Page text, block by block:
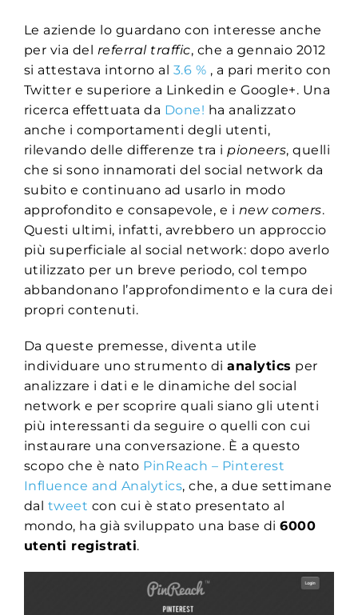
Le aziende lo guardano con interesse anche
per via del referral traffic, che a gennaio 2012
si attestava intorno al 3.6 % , a pari merito con
Twitter e superiore a Linkedin e Google+. Una
ricerca effettuata da Done! ha analizzato
anche i comportamenti degli utenti,
rilevando delle differenze tra i pioneers, quelli
che si sono innamorati del social network da
subito e continuano ad usarlo in modo
approfondito e consapevole, e i new comers.
Questi ultimi, infatti, avrebbero un approccio
più superficiale al social network: dopo averlo
utilizzato per un breve periodo, col tempo
abbandonano l’approfondimento e la cura dei
propri contenuti.
Da queste premesse, diventa utile
individuare uno strumento dianalytics per
analizzare i dati e le dinamiche del social
network e per scoprire quali siano gli utenti
più interessanti da seguire o quelli con cui
instaurare una conversazione. È a questo
scopo che è nato PinReach – Pinterest
Influence and Analytics, che, a due settimane
dal tweet con cui è stato presentato al
mondo, ha già sviluppato una base di6000
utenti registrati.